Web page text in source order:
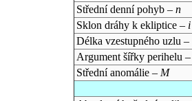
Střední denní pohyb – n
Sklon dráhy k ekliptice – i
Délka vzestupného uzlu –
Argument šířky perihelu
Střední anomálie – M